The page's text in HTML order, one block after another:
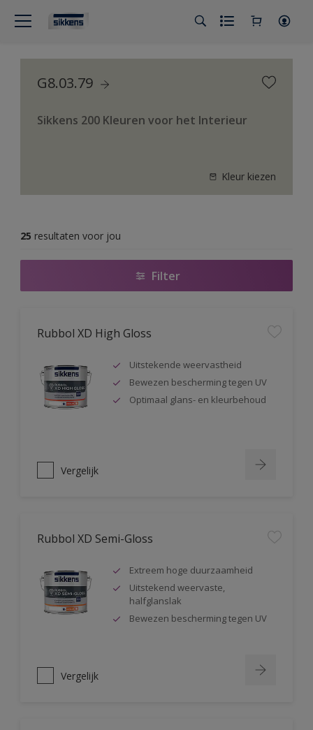
G8.03.79
Sikkens 200 Kleuren voor het Interieur
Kleur kiezen
25 resultaten voor jou
Filter
Rubbol XD High Gloss
Uitstekende weervastheid
Bewezen bescherming tegen UV
Optimaal glans- en kleurbehoud
Vergelijk
Rubbol XD Semi-Gloss
Extreem hoge duurzaamheid
Uitstekend weervaste,
halfglanslak
Bewezen bescherming tegen UV
Vergelijk